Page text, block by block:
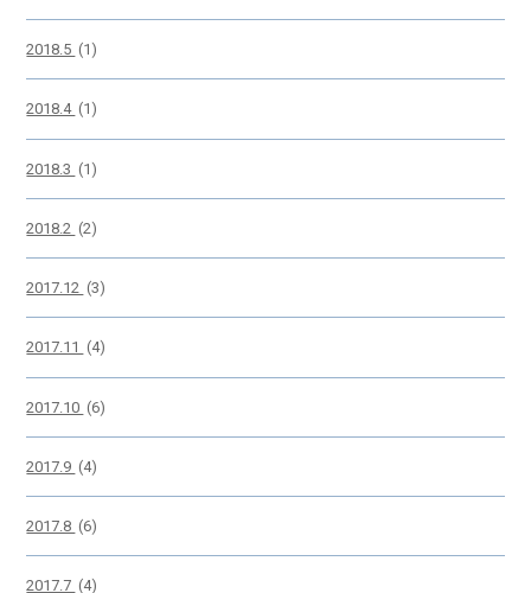
2018.5 (1)
2018.4 (1)
2018.3 (1)
2018.2 (2)
2017.12 (3)
2017.11 (4)
2017.10 (6)
2017.9 (4)
2017.8 (6)
2017.7 (4)